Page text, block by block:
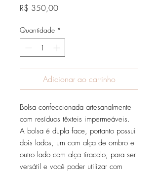
R$ 350,00Preço
Quantidade *
Adicionar ao carrinho
Bolsa confeccionada artesanalmente
com resíduos têxteis impermeáveis.
A bolsa é dupla face, portanto possui
dois lados, um com alça de ombro e
outro lado com alça tiracolo, para ser
versátil e você poder utilizar com